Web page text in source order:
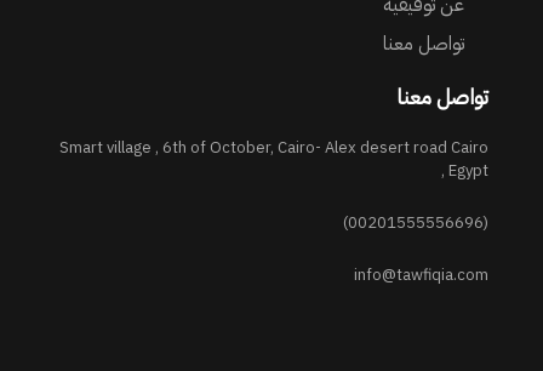
تواصل معنا
تواصل معنا
Smart village , 6th of October, Cairo- Alex desert road Cairo
, Egypt
(00201555556696)
info@tawfiqia.com